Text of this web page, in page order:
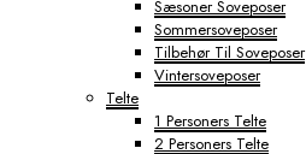
Sæsoner Soveposer
Sommersoveposer
Tilbehør Til Soveposer
Vintersoveposer
Telte
1 Personers Telte
2 Personers Telte